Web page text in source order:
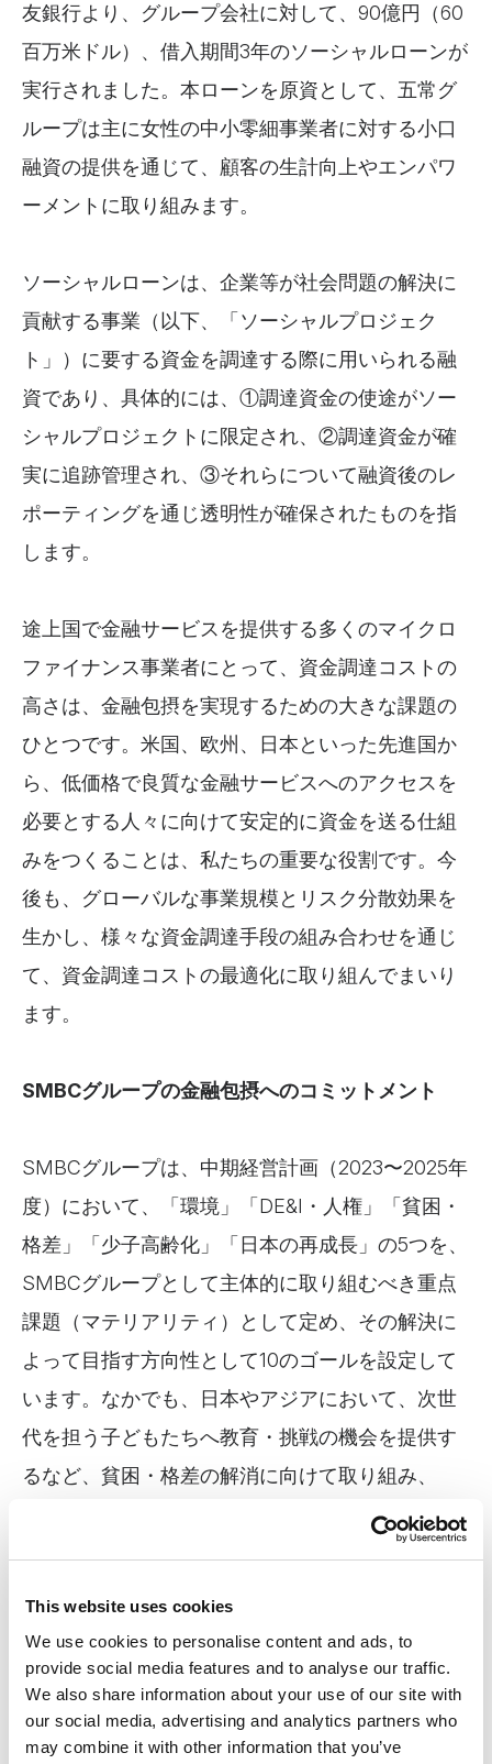
This website uses cookies
We use cookies to personalise content and ads, to
provide social media features and to analyse our traffic.
We also share information about your use of our site with
our social media, advertising and analytics partners who
may combine it with other information that you’ve
友銀行より、グループ会社に対して、90億円（60
百万米ドル）、借入期間3年のソーシャルローンが
実行されました。本ローンを原資として、五常グ
ループは主に女性の中小零細事業者に対する小口
融資の提供を通じて、顧客の生計向上やエンパワ
ーメントに取り組みます。
ソーシャルローンは、企業等が社会問題の解決に
貢献する事業（以下、「ソーシャルプロジェク
ト」）に要する資金を調達する際に用いられる融
資であり、具体的には、①調達資金の使途がソー
シャルプロジェクトに限定され、②調達資金が確
実に追跡管理され、③それらについて融資後のレ
ポーティングを通じ透明性が確保されたものを指
します。
途上国で金融サービスを提供する多くのマイクロ
ファイナンス事業者にとって、資金調達コストの
高さは、金融包摂を実現するための大きな課題の
ひとつです。米国、欧州、日本といった先進国か
ら、低価格で良質な金融サービスへのアクセスを
必要とする人々に向けて安定的に資金を送る仕組
みをつくることは、私たちの重要な役割です。今
後も、グローバルな事業規模とリスク分散効果を
生かし、様々な資金調達手段の組み合わせを通じ
て、資金調達コストの最適化に取り組んでまいり
ます。
SMBCグループの金融包摂へのコミットメント
SMBCグループは、中期経営計画（2023〜2025年
度）において、「環境」「DE&I・人権」「貧困・
格差」「少子高齢化」「日本の再成長」の5つを、
SMBCグループとして主体的に取り組むべき重点
課題（マテリアリティ）として定め、その解決に
よって目指す方向性として10のゴールを設定して
います。なかでも、日本やアジアにおいて、次世
代を担う子どもたちへ教育・挑戦の機会を提供す
るなど、貧困・格差の解消に向けて取り組み、
「次世代への貧困・格差の連鎖を断つ」「新興国
五常・アンド・カンパニーについて
五常は5カ国9社のグループ会社を通じ、途上国に